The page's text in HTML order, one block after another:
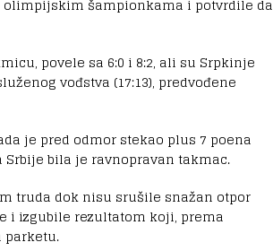
šampionkama i potvrdile da
povele sa 6:0 i 8:2, ali su Srpkinje
vođstva (17:13), predvođene
je pred odmor stekao plus 7 poena
bila je ravnopravan takmac.
truda dok nisu srušile snažan otpor
i izgubile rezultatom koji, prema
parketu.